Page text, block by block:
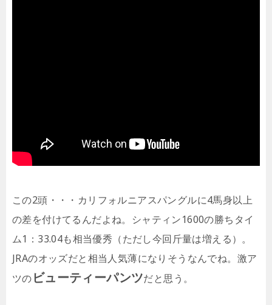
この2頭・・・カリフォルニアスパングルに4馬身以上
の差を付けてるんだよね。シャティン1600の勝ちタイ
ム1：33.04も相当優秀（ただし今回斤量は増える）。
JRAのオッズだと相当人気薄になりそうなんでね。激ア
ツのビューティーパンツだと思う。